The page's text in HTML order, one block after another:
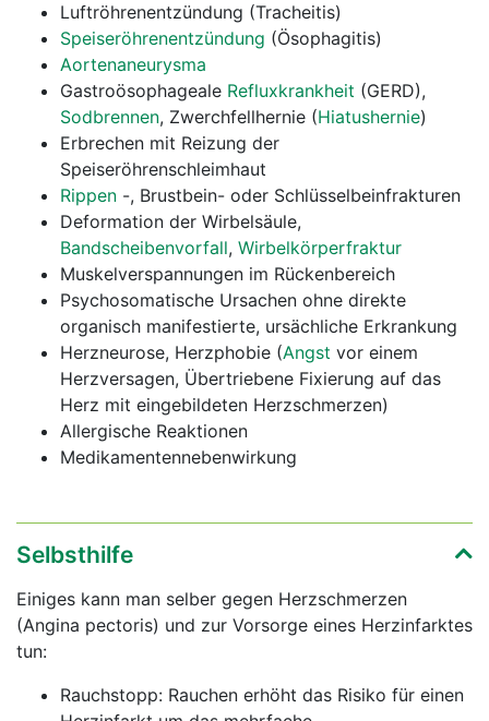
Luftröhrenentzündung (Tracheitis)
Speiseröhrenentzündung (Ösophagitis)
Aortenaneurysma
Gastroösophageale Refluxkrankheit (GERD),
Sodbrennen, Zwerchfellhernie (Hiatushernie)
Erbrechen mit Reizung der
Speiseröhrenschleimhaut
Rippen -, Brustbein- oder Schlüsselbeinfrakturen
Deformation der Wirbelsäule,
Bandscheibenvorfall, Wirbelkörperfraktur
Muskelverspannungen im Rückenbereich
Psychosomatische Ursachen ohne direkte
organisch manifestierte, ursächliche Erkrankung
Herzneurose, Herzphobie (Angst vor einem
Herzversagen, Übertriebene Fixierung auf das
Herz mit eingebildeten Herzschmerzen)
Allergische Reaktionen
Medikamentennebenwirkung
Selbsthilfe
Einiges kann man selber gegen Herzschmerzen
(Angina pectoris) und zur Vorsorge eines Herzinfarktes
tun:
Rauchstopp: Rauchen erhöht das Risiko für einen